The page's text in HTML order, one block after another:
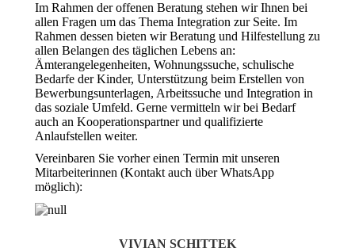
Im Rahmen der offenen Beratung stehen wir Ihnen bei
allen Fragen um das Thema Integration zur Seite. Im
Rahmen dessen bieten wir Beratung und Hilfestellung zu
allen Belangen des täglichen Lebens an:
Ämterangelegenheiten, Wohnungssuche, schulische
Bedarfe der Kinder, Unterstützung beim Erstellen von
Bewerbungsunterlagen, Arbeitssuche und Integration in
das soziale Umfeld. Gerne vermitteln wir bei Bedarf
auch an Kooperationspartner und qualifizierte
Anlaufstellen weiter.
Vereinbaren Sie vorher einen Termin mit unseren
Mitarbeiterinnen (Kontakt auch über WhatsApp
möglich):
VIVIAN SCHITTEK